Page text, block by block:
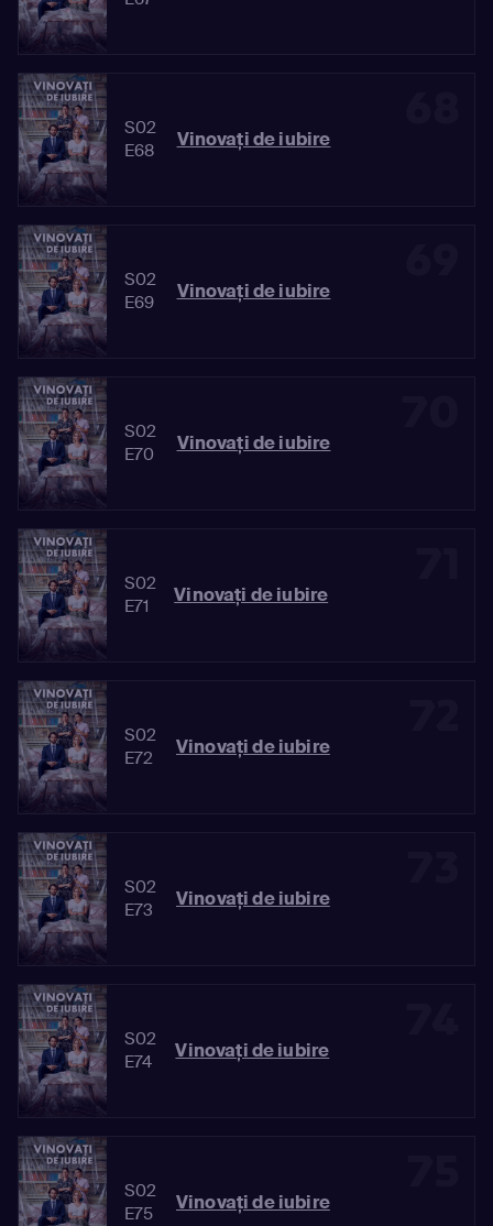
S02
E68
Vinovaţi de iubire
S02
E69
Vinovaţi de iubire
S02
E70
Vinovaţi de iubire
S02
E71
Vinovaţi de iubire
S02
E72
Vinovaţi de iubire
S02
E73
Vinovaţi de iubire
S02
E74
Vinovaţi de iubire
S02
E75
Vinovaţi de iubire